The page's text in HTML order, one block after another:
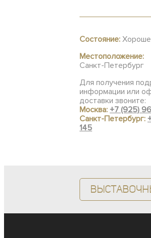
Состояние:
Местоположение:
Санкт-Петербург
Для получения
информации или
доставки звоните:
Москва: +7 (925)
Санкт-Петербург:
145